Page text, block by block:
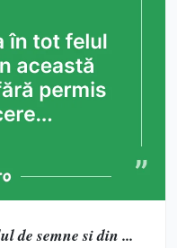
de semne si din ...